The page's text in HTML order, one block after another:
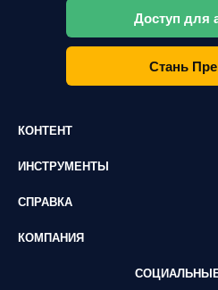
Доступ для
Стань
КОНТЕНТ
ИНСТРУМЕНТЫ
СПРАВКА
КОМПАНИЯ